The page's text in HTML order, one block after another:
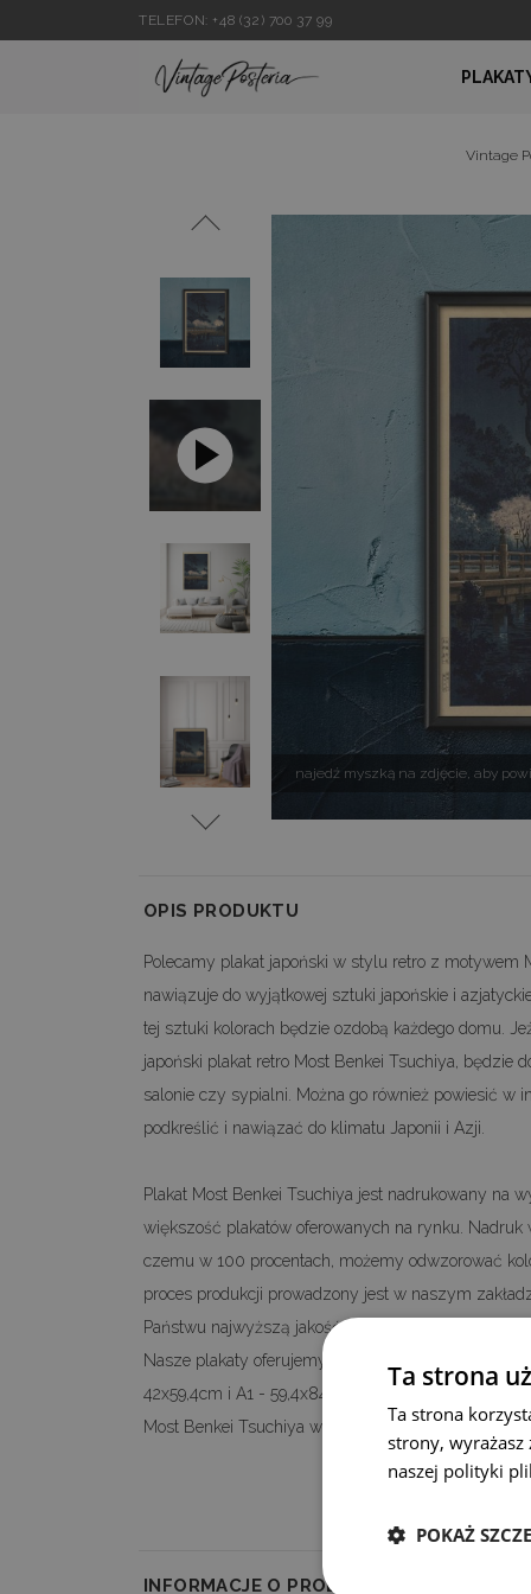
TELEFON: +48 (32) 700 37 99
Vintage
najedź myszką na zdjęcie, aby
OPIS PRODUKTU
Polecamy plakat japoński w stylu retro z motywem
nawiązuje do wyjątkowej sztuki japońskie i
tej sztuki kolorach będzie ozdobą każdego domu.
japoński plakat retro Most Benkei Tsuchiya, będzie
salonie czy sypialni. Można go również powiesić w
podkreślić i nawiązać do klimatu Japonii i Azji.
Plakat Most Benkei Tsuchiya jest nadrukowany na
większość plakatów oferowanych na rynku.
czemu w 100 procentach, możemy odwzorować
proces produkcji prowadzony jest w naszym
Państwu najwyższą jakość oferowanych plakatów na
Nasze plakaty oferujemy standardowo w formatach:
42x59,4cm i A1 - 59,4x84,1cm. Jeżeli interesuje
Most Benkei Tsuchiya w stylu retro, zapraszamy do
INFORMACJE O PRODUKCIE
Ta strona
Ta strona
strony, wyrażasz
naszej polityki
POKAŻ